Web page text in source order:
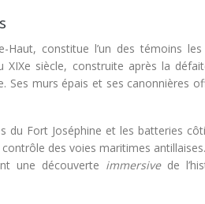
constitue l’un des témoins les
XIXe siècle, construite après la
Ses murs épais et ses canonnières
du Fort Joséphine et les batteries
des voies maritimes
une découverte immersive de